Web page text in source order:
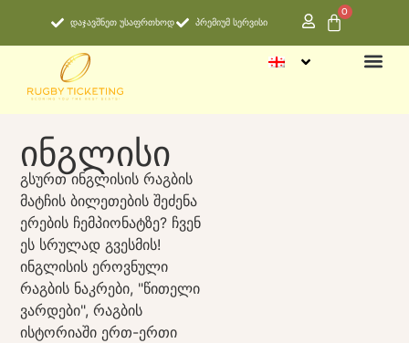
დაჯავშნეთ უსაფრთხოდ პრემიუმ სერვისი
0
ინგლისი
გსურთ ინგლისის რაგბის
მატჩის ბილეთების შეძენა
ერების ჩემპიონატზე? ჩვენ
ეს სრულად გვესმის!
ინგლისის ეროვნული
რაგბის ნაკრები, "წითელი
ვარდები", რაგბის
ისტორიაში ერთ-ერთი